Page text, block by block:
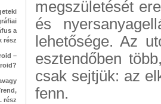
a
rész
–
rész
megszületését
és
lehetősége. Az
esztendőben
csak sejtjük: az
fenn.